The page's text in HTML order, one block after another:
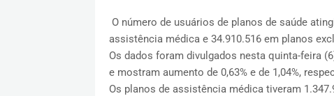
O número de usuários de planos de saúde
assistência médica e 34.910.516 em planos
Os dados foram divulgados nesta quinta-feira
e mostram aumento de 0,63% e de 1,04%,
Os planos de assistência médica tiveram